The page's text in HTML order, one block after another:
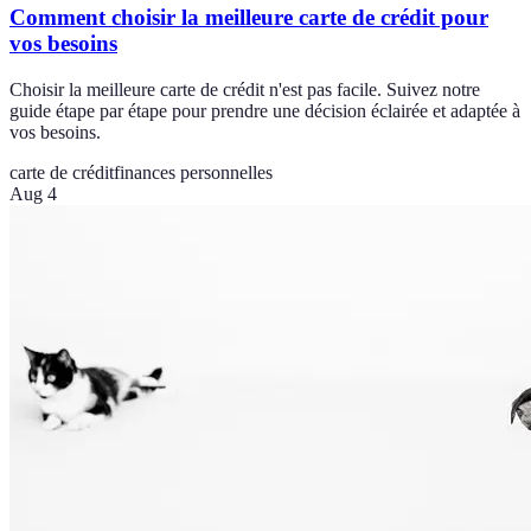
Comment choisir la meilleure carte de crédit pour
vos besoins
Choisir la meilleure carte de crédit n'est pas facile. Suivez notre
guide étape par étape pour prendre une décision éclairée et adaptée à
vos besoins.
carte de créditfinances personnelles
Aug 4